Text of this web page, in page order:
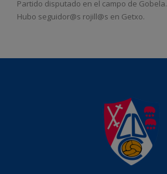
Partido disputado en el campo de Gobela.
Hubo seguidor@s rojill@s en Getxo.